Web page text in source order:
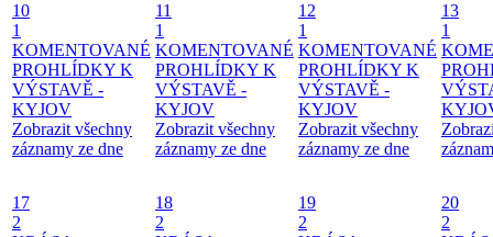
10
1
KOMENTOVANÉ
PROHLÍDKY K
VÝSTAVĚ -
KYJOV
Zobrazit všechny
záznamy ze dne
11
1
KOMENTOVANÉ
PROHLÍDKY K
VÝSTAVĚ -
KYJOV
Zobrazit všechny
záznamy ze dne
12
1
KOMENTOVANÉ
PROHLÍDKY K
VÝSTAVĚ -
KYJOV
Zobrazit všechny
záznamy ze dne
13
1
17
2
18
2
19
2
20
2